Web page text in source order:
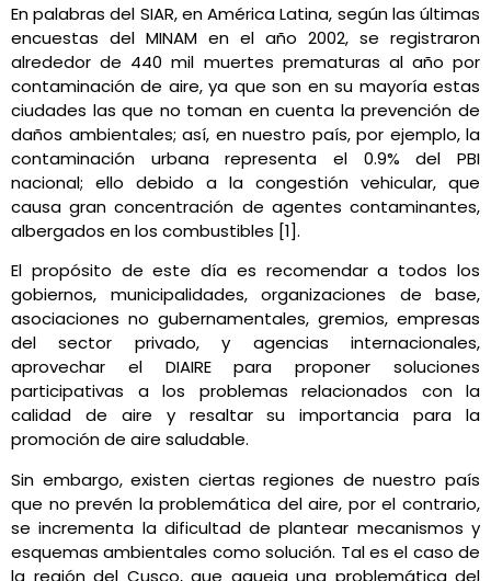
En palabras del SIAR, en América Latina, según las últimas
encuestas del MINAM en el año 2002, se registraron
alrededor de 440 mil muertes prematuras al año por
contaminación de aire, ya que son en su mayoría estas
ciudades las que no toman en cuenta la prevención de
daños ambientales; así, en nuestro país, por ejemplo, la
contaminación urbana representa el 0.9% del PBI
nacional; ello debido a la congestión vehicular, que
causa gran concentración de agentes contaminantes,
albergados en los combustibles [1].
El propósito de este día es recomendar a todos los
gobiernos, municipalidades, organizaciones de base,
asociaciones no gubernamentales, gremios, empresas
del sector privado, y agencias internacionales,
aprovechar el DIAIRE para proponer soluciones
participativas a los problemas relacionados con la
calidad de aire y resaltar su importancia para la
promoción de aire saludable.
Sin embargo, existen ciertas regiones de nuestro país
que no prevén la problemática del aire, por el contrario,
se incrementa la dificultad de plantear mecanismos y
esquemas ambientales como solución. Tal es el caso de
la región del Cusco, que aqueja una problemática del